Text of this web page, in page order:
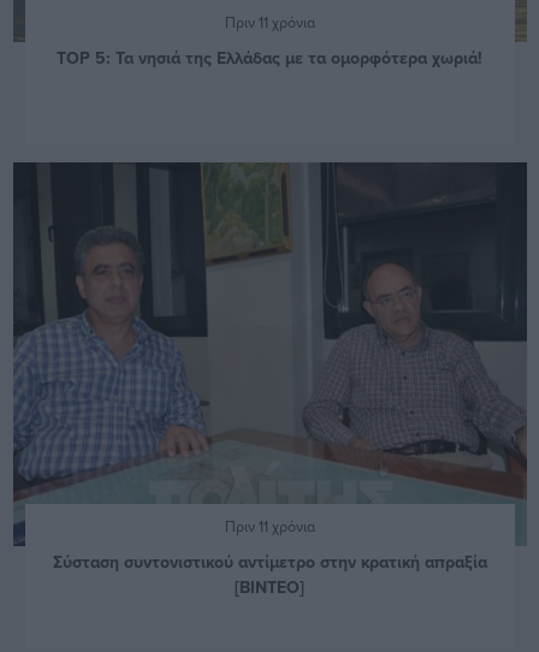
Πριν 11 χρόνια
TOP 5: Τα νησιά της Ελλάδας με τα ομορφότερα χωριά!
Πριν 11 χρόνια
Σύσταση συντονιστικού αντίμετρο στην κρατική απραξία
[ΒΙΝΤΕΟ]